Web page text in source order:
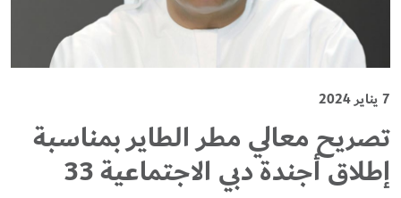
7 يناير 2024
تصريح معالي مطر الطاير بمناسبة
إطلاق أجندة دبي الاجتماعية 33